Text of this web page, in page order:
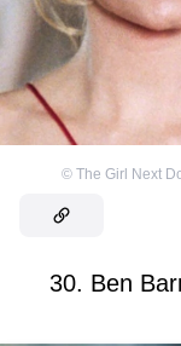
© The Girl Next
30. Ben